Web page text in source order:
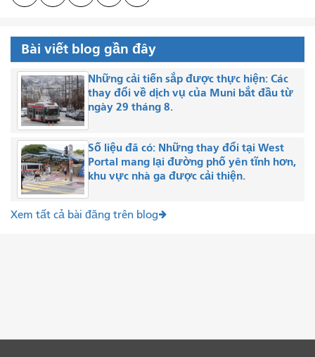
Bài viết blog gần đây
Những cải tiến sắp được thực hiện: Các
thay đổi về dịch vụ của Muni bắt đầu từ
ngày 29 tháng 8.
Số liệu đã có: Những thay đổi tại West
Portal mang lại đường phố yên tĩnh hơn,
khu vực nhà ga được cải thiện.
Xem tất cả bài đăng trên blog